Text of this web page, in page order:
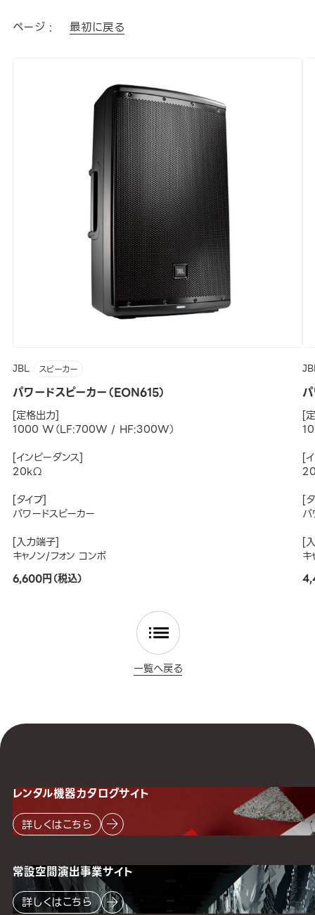
ページ : 最初に戻る
JBL スピーカー
パワードスピーカー（EON615）
[定格出力]
1000 W（LF:700W / HF:300W）
[インピーダンス]
20kΩ
[タイプ]
パワードスピーカー
[入力端子]
キャノン/フォン コンボ
6,600円（税込）
[
[
[
[
キ
一覧へ戻る
レンタル機器カタログサイト
詳しくはこちら
常設空間演出事業サイト
詳しくはこちら